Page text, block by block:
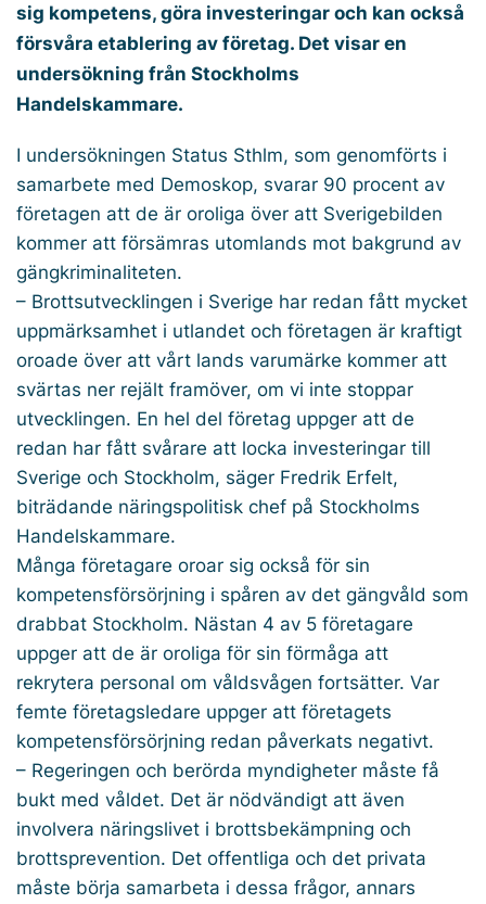
sig kompetens, göra investeringar och kan också
försvåra etablering av företag. Det visar en
undersökning från Stockholms
Handelskammare.
I undersökningen Status Sthlm, som genomförts i
samarbete med Demoskop, svarar 90 procent av
företagen att de är oroliga över att Sverigebilden
kommer att försämras utomlands mot bakgrund av
gängkriminaliteten.
– Brottsutvecklingen i Sverige har redan fått mycket
uppmärksamhet i utlandet och företagen är kraftigt
oroade över att vårt lands varumärke kommer att
svärtas ner rejält framöver, om vi inte stoppar
utvecklingen. En hel del företag uppger att de
redan har fått svårare att locka investeringar till
Sverige och Stockholm, säger Fredrik Erfelt,
biträdande näringspolitisk chef på Stockholms
Handelskammare.
Många företagare oroar sig också för sin
kompetensförsörjning i spåren av det gängvåld som
drabbat Stockholm. Nästan 4 av 5 företagare
uppger att de är oroliga för sin förmåga att
rekrytera personal om våldsvågen fortsätter. Var
femte företagsledare uppger att företagets
kompetensförsörjning redan påverkats negativt.
– Regeringen och berörda myndigheter måste få
bukt med våldet. Det är nödvändigt att även
involvera näringslivet i brottsbekämpning och
brottsprevention. Det offentliga och det privata
måste börja samarbeta i dessa frågor, annars